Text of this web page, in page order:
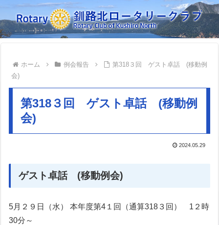
ホーム 例会報告
第318３回 ゲスト卓話 (移動例
会)
第318３回 ゲスト卓話 (移動例
会)
2024.05.29
ゲスト卓話 (移動例会)
5月２９日（水） 本年度第4１回（通算318３回） 1２時
30分～